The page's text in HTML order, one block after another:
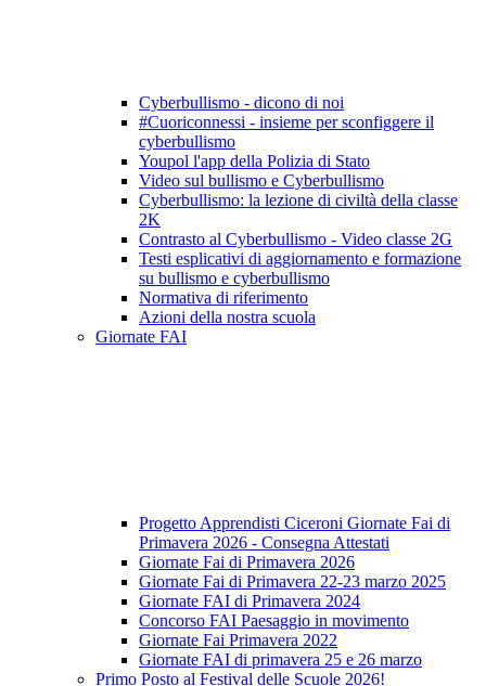
Cyberbullismo - dicono di noi
#Cuoriconnessi - insieme per sconfiggere il
cyberbullismo
Youpol l'app della Polizia di Stato
Video sul bullismo e Cyberbullismo
Cyberbullismo: la lezione di civiltà della classe
2K
Contrasto al Cyberbullismo - Video classe 2G
Testi esplicativi di aggiornamento e formazione
su bullismo e cyberbullismo
Normativa di riferimento
Azioni della nostra scuola
Giornate FAI
Progetto Apprendisti Ciceroni Giornate Fai di
Primavera 2026 - Consegna Attestati
Giornate Fai di Primavera 2026
Giornate Fai di Primavera 22-23 marzo 2025
Giornate FAI di Primavera 2024
Concorso FAI Paesaggio in movimento
Giornate Fai Primavera 2022
Giornate FAI di primavera 25 e 26 marzo
Primo Posto al Festival delle Scuole 2026!